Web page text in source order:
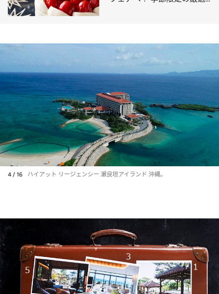
4 / 16 ハイアット リージェンシー 瀬良垣アイランド 沖縄。